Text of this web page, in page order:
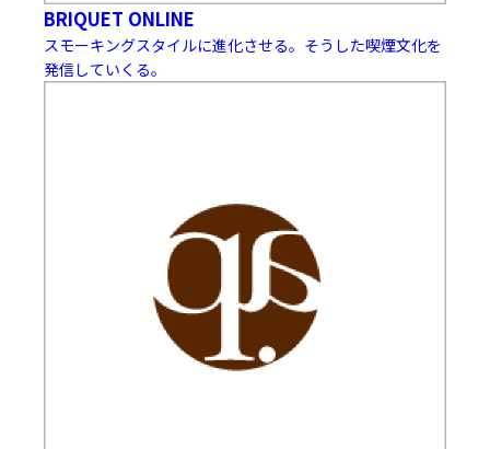
BRIQUET ONLINE
スモーキングスタイルに進化させる。そうした喫煙文化を
発信していくる。